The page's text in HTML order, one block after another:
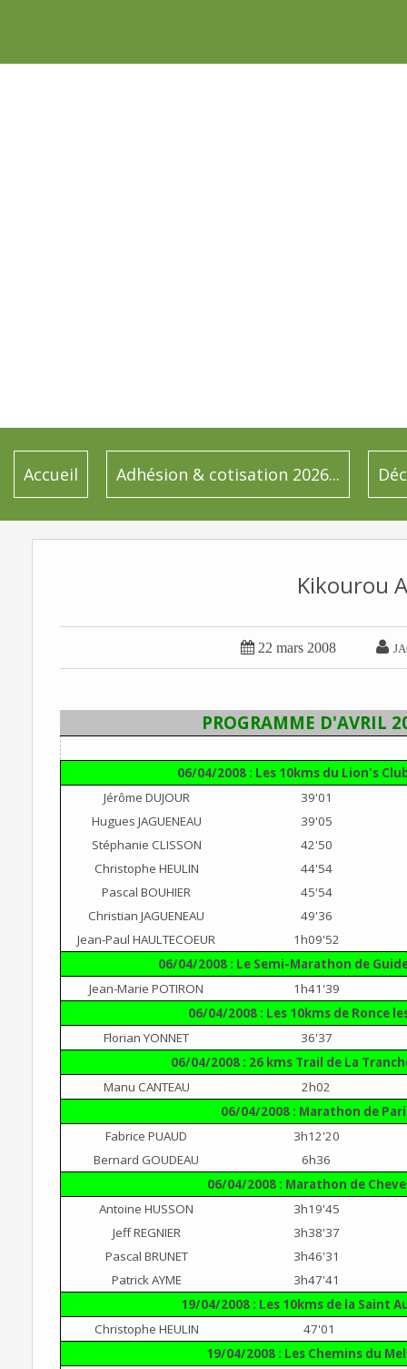
Accueil Adhésion & cotisation 2026...
Kikourou
 22 mars 2008 
PROGRAMME D'AVRIL
06/04/2008 : Les 10kms du Lion's
Jérôme DUJOUR
39'01
Hugues JAGUENEAU
39'05
Stéphanie CLISSON
42'50
Christophe HEULIN
44'54
Pascal BOUHIER
45'54
Christian JAGUENEAU
49'36
Jean-Paul HAULTECOEUR
1h09'52
06/04/2008 : Le Semi-Marathon de
Jean-Marie POTIRON
1h41'39
06/04/2008 : Les 10kms de Ronce
Florian YONNET
36'37
06/04/2008 : 26 kms Trail de La
Manu CANTEAU
2h02
06/04/2008 : Marathon de
Fabrice PUAUD
3h12'20
Bernard GOUDEAU
6h36
06/04/2008 : Marathon de
Antoine HUSSON
3h19'45
Jeff REGNIER
3h38'37
Pascal BRUNET
3h46'31
Patrick AYME
3h47'41
19/04/2008 : Les 10kms de la Saint
Christophe HEULIN
47'01
19/04/2008 : Les Chemins du